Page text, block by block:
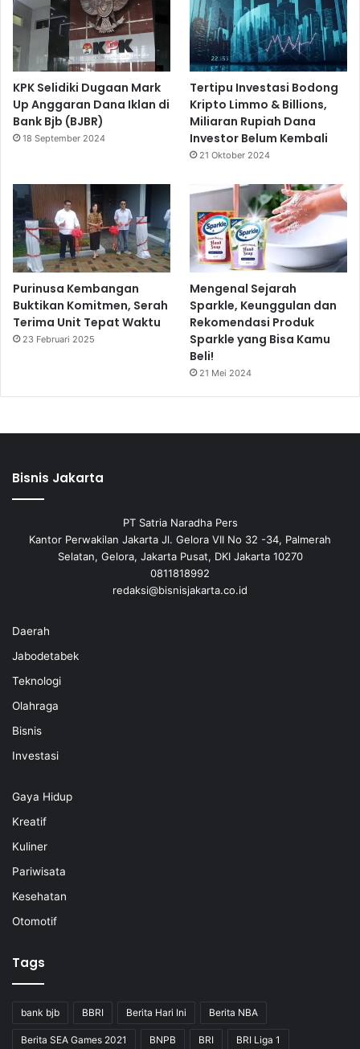
KPK Selidiki Dugaan Mark
Up Anggaran Dana Iklan di
Bank Bjb (BJBR)
18 September 2024
Tertipu Investasi Bodong
Kripto Limmo & Billions,
Miliaran Rupiah Dana
Investor Belum Kembali
21 Oktober 2024
Purinusa Kembangan
Buktikan Komitmen, Serah
Terima Unit Tepat Waktu
23 Februari 2025
Mengenal Sejarah
Sparkle, Keunggulan dan
Rekomendasi Produk
Sparkle yang Bisa Kamu
Beli!
21 Mei 2024
Bisnis Jakarta
PT Satria Naradha Pers
Kantor Perwakilan Jakarta Jl. Gelora VII No 32 -34, Palmerah
Selatan, Gelora, Jakarta Pusat, DKI Jakarta 10270
0811818992
redaksi@bisnisjakarta.co.id
Daerah
Jabodetabek
Teknologi
Olahraga
Bisnis
Investasi
Gaya Hidup
Kreatif
Kuliner
Pariwisata
Kesehatan
Otomotif
Tags
bank bjb BBRI Berita Hari Ini Berita NBA
Berita SEA Games 2021 BNPB BRI BRI Liga 1